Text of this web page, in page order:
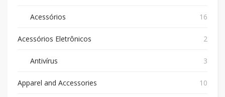
Acessórios 16
Acessórios Eletrônicos 2
Antivírus 3
Apparel and Accessories 10